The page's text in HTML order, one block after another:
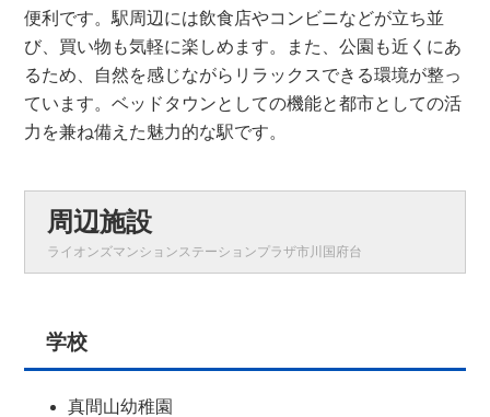
便利です。駅周辺には飲食店やコンビニなどが立ち並
び、買い物も気軽に楽しめます。また、公園も近くにあ
るため、自然を感じながらリラックスできる環境が整っ
ています。ベッドタウンとしての機能と都市としての活
力を兼ね備えた魅力的な駅です。
周辺施設
ライオンズマンションステーションプラザ市川国府台
学校
真間山幼稚園